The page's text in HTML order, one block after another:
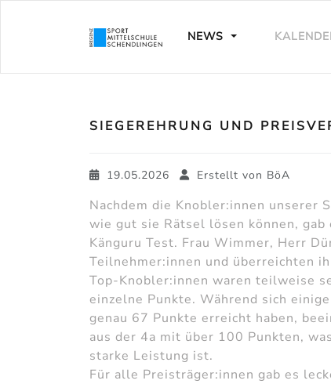
NEWS
SIEGEREHRUNG UND
19.05.2026 Erstellt von BöA
Nachdem die Knobler:innen unserer
wie gut sie Rätsel lösen können,
Känguru Test. Frau Wimmer, Herr
Teilnehmer:innen und überreichten
Top-Knobler:innen waren teilweise
einzelne Punkte. Während sich
genau 67 Punkte erreicht haben,
aus der 4a mit über 100 Punkten,
starke Leistung ist.
Für alle Preisträger:innen gab es